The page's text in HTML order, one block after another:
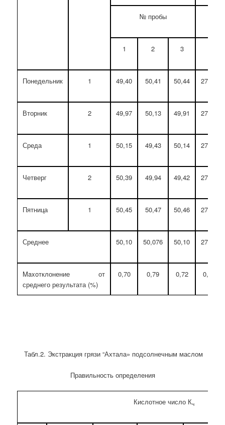
№ пробы
1 2 3
Понедельник 1 49,40 50,41 50,44 27,46
Вторник 2 49,97 50,13 49,91 27,50
Среда 1 50,15 49,43 50,14 27,36
Четверг 2 50,39 49,94 49,42 27,47
Пятница 1 50,45 50,47 50,46 27,39
Среднее 50,10 50,076 50,10 27,44
Maxoтклонение от
среднего результата (%)
0,70 0,79 0,72 0,22
Табл.2. Экстракция грязи “Ахтала» подсолнечным маслом
Правильность определения
Кислотное число Кч